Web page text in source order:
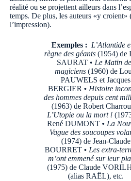
réalité ou se projettent ailleurs dans
temps. De plus, les auteurs «y croient»
l’impression).
Exemples : L’Atlantide
règne des géants (1954) de
SAURAT • Le Matin
magiciens (1960) de
PAUWELS et Jacques
BERGIER • Histoire
des hommes depuis cent
(1963) de Robert
L’Utopie ou la mort !
René DUMONT • La
Vague des soucoupes
(1974) de Jean-Claude
BOURRET • Les extra-
m’ont emmené sur leur
(1975) de Claude
(alias RAËL), etc.